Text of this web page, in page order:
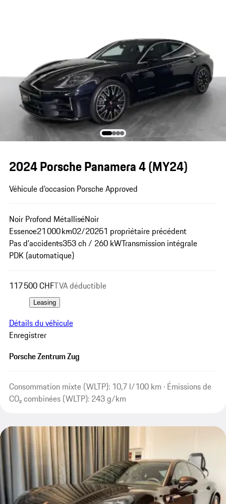
2024 Porsche Panamera 4 (MY24)
Véhicule d’occasion Porsche Approved
Noir Profond MétalliséNoir
Essence21 000 km02/20251 propriétaire précédent
Pas d'accidents353 ch / 260 kWTransmission intégrale
PDK (automatique)
117 500 CHFTVA déductible
Leasing
Détails du véhicule
Enregistrer
Porsche Zentrum Zug
Consommation mixte (WLTP): 10,7 l/100 km · Émissions de
CO₂ combinées (WLTP): 243 g/km